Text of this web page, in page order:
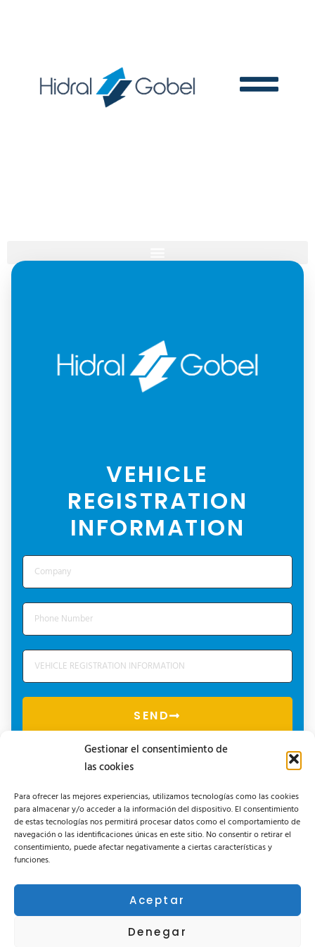
Gestionar el consentimiento de
las cookies
Para ofrecer las mejores experiencias, utilizamos tecnologías como las cookies
para almacenar y/o acceder a la información del dispositivo. El consentimiento
de estas tecnologías nos permitirá procesar datos como el comportamiento de
navegación o las identificaciones únicas en este sitio. No consentir o retirar el
consentimiento, puede afectar negativamente a ciertas características y
funciones.
Aceptar
Denegar
VEHICLE
REGISTRATION
INFORMATION
SEND
Suivez-nous sur nos réseaux sociaux :